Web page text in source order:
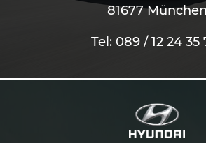
81677 München
Tel: 089 / 12 24 35